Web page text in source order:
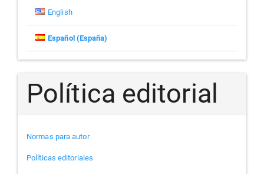
English
Español (España)
Política editorial
Normas para autor
Políticas editoriales